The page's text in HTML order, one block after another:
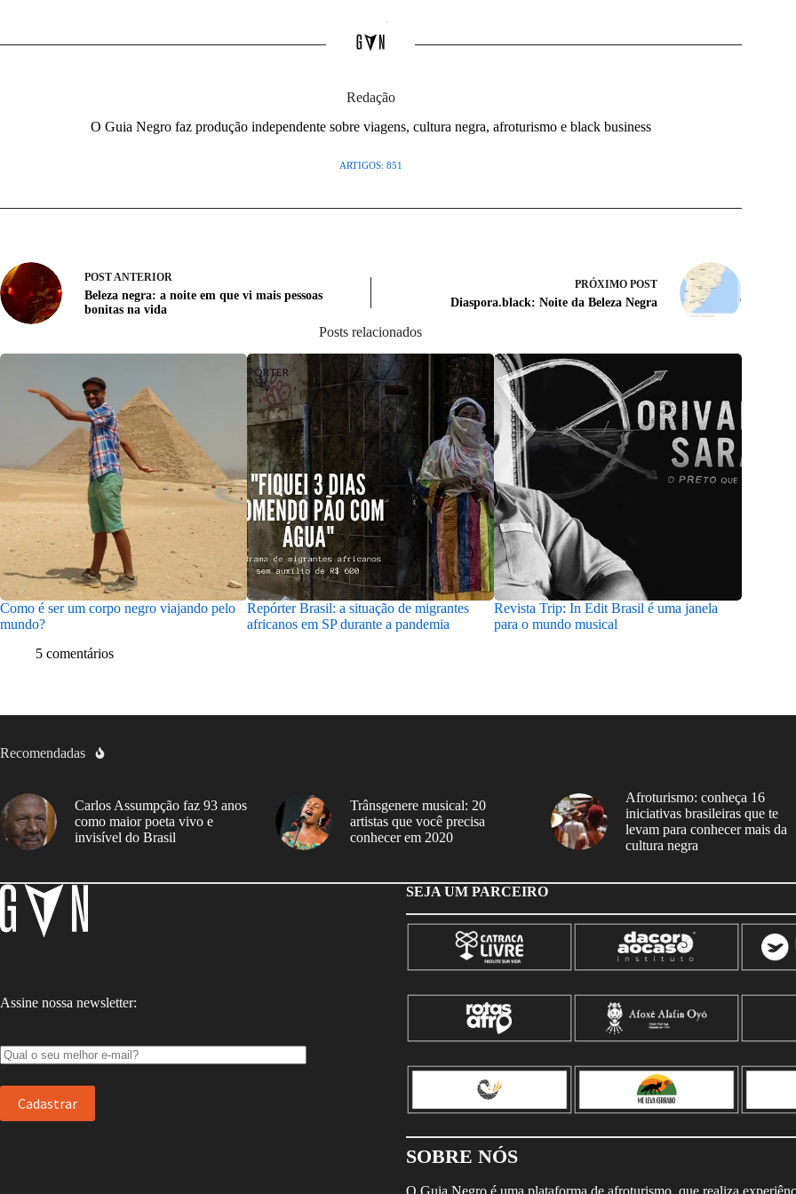
Redação
O Guia Negro faz produção independente sobre viagens, cultura negra, afroturismo e black business
ARTIGOS: 851
POSTANTERIOR
Beleza negra: a noite em que vi mais pessoas
bonitas na vida
PRÓXIMO POST
Diaspora.black: Noite da Beleza Negra
Posts relacionados
Como é ser um corpo negro viajando pelo
mundo?
5 comentários
Repórter Brasil: a situação de migrantes
africanos em SP durante a pandemia
Revista Trip: In Edit Brasil é uma janela
para o mundo musical
Recomendadas
Carlos Assumpção faz 93 anos
como maior poeta vivo e
invisível do Brasil
Trânsgenere musical: 20
artistas que você precisa
conhecer em 2020
Afroturismo: conheça 16
iniciativas brasileiras que te
levam para conhecer mais da
cultura negra
Assine nossa newsletter:
SEJA UM PARCEIRO
SOBRE NÓS
O Guia Negro é uma plataforma de afroturismo, que realiza